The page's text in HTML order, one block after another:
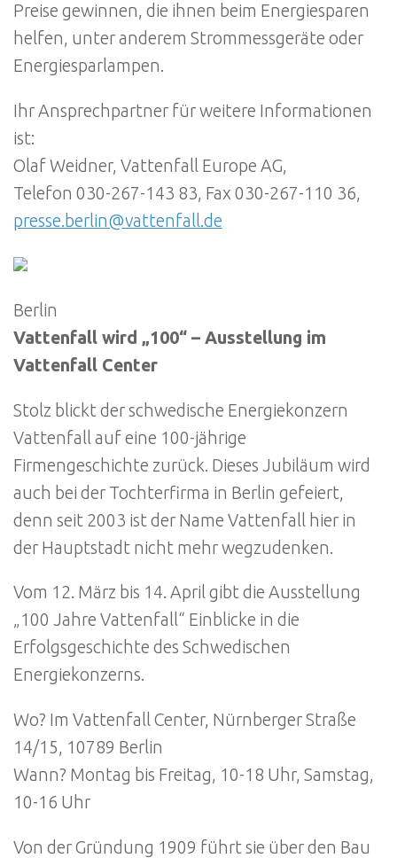
Preise gewinnen, die ihnen beim Energiesparen
helfen, unter anderem Strommessgeräte oder
Energiesparlampen.
Ihr Ansprechpartner für weitere Informationen
ist:
Olaf Weidner, Vattenfall Europe AG,
Telefon 030-267-143 83, Fax 030-267-110 36,
presse.berlin@vattenfall.de
Berlin
Vattenfall wird „100“ – Ausstellung im
Vattenfall Center
Stolz blickt der schwedische Energiekonzern
Vattenfall auf eine 100-jährige
Firmengeschichte zurück. Dieses Jubiläum wird
auch bei der Tochterfirma in Berlin gefeiert,
denn seit 2003 ist der Name Vattenfall hier in
der Hauptstadt nicht mehr wegzudenken.
Vom 12. März bis 14. April gibt die Ausstellung
„100 Jahre Vattenfall“ Einblicke in die
Erfolgsgeschichte des Schwedischen
Energiekonzerns.
Wo? Im Vattenfall Center, Nürnberger Straße
14/15, 10789 Berlin
Wann? Montag bis Freitag, 10-18 Uhr, Samstag,
10-16 Uhr
Von der Gründung 1909 führt sie über den Bau